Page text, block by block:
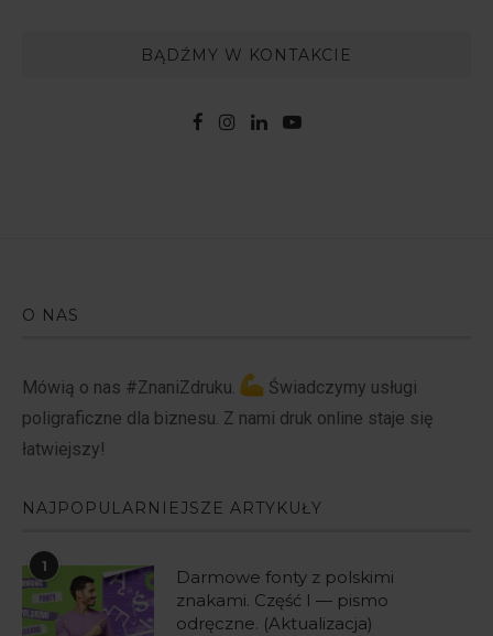
BĄDŹMY W KONTAKCIE
O NAS
Mówią o nas #ZnaniZdruku.
Świadczymy usługi
poligraficzne dla biznesu. Z nami druk online staje się
łatwiejszy!
NAJPOPULARNIEJSZE ARTYKUŁY
1
Darmowe fonty z polskimi
znakami. Część I — pismo
odręczne. (Aktualizacja)